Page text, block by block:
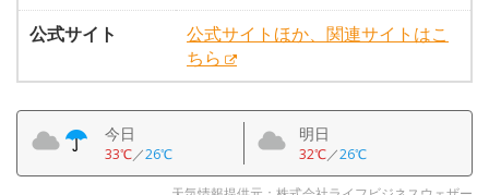
公式サイト
公式サイトほか、関連サイトはこ
ちら
今日
33℃／26℃
明日
32℃／26℃